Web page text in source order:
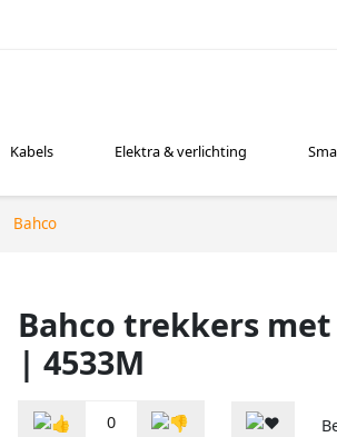
Kabels Elektra & verlichting
Bahco
Bahco trekkers
| 4533M
0